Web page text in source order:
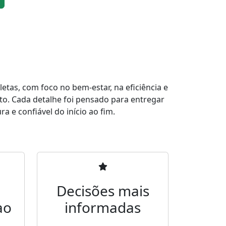
com foco no bem-estar, na eficiência e
Cada detalhe foi pensado para entregar
e confiável do início ao fim.
Decisões mais
informadas